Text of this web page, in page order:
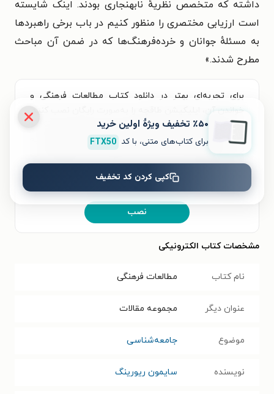
داشته که متخصص نظریهٔ نابهنجاری بودند. اینک شایسته
است ارزیابی مختصری را منظور کنیم در باب برخی راهبردها
به مسئلهٔ جوانان و خرده‌فرهنگ‌ها که در ضمن آن مباحث
مطرح شدند.»
برای تجربه‌ای بهتر در دانلود کتاب مطالعات فرهنگی و
خواندن آن، اپلیکیشن طاقچه را به‌صورت رایگان نصب کنید.
در اپلیکیشن می‌توانید مطالعه‌ی خود را شخصی‌سازی کنید
و لذت خواندن و شنیدن کتاب‌ها را همیشه و همه‌جا تجربه
کنید. علاوه‌بر دسترسی آسان، امکان خرید هزاران کتاب
نصب
مشخصات کتاب الکترونیکی
نام کتاب مطالعات فرهنگی
عنوان دیگر مجموعه مقالات
موضوع جامعه‌شناسی
نویسنده سایمون ریورینگ
٪۵۰ تخفیف ویژۀ اولین خرید
برای کتاب‌های متنی، با کد FTX50
کپی کردن کد تخفیف